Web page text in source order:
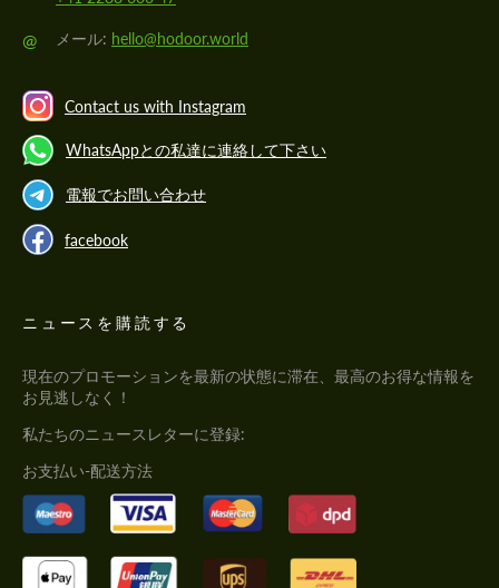
@ メール: hello@hodoor.world
Contact us with Instagram
WhatsAppとの私達に連絡して下さい
電報でお問い合わせ
facebook
ニュースを購読する
現在のプロモーションを最新の状態に滞在、最高のお得な情報を
お見逃しなく！
私たちのニュースレターに登録:
お支払い-配送方法